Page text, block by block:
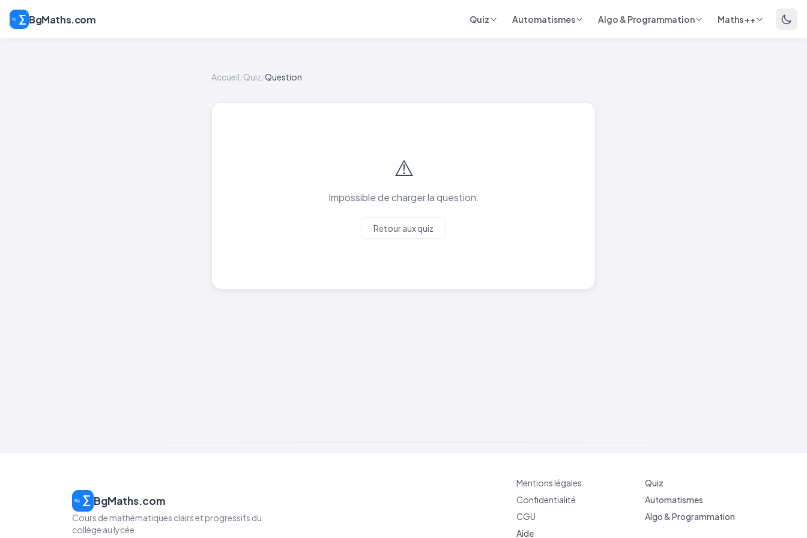
BgMaths.com Quiz Automatismes Algo & Programmation Maths ++
Accueil/Quiz/Question
⚠️
Impossible de charger la question.
Retour aux quiz
BgMaths.com
Cours de mathématiques clairs et progressifs du
collège au lycée.
Mentions légales
Quiz
Confidentialité
Automatismes
CGU
Algo & Programmation
Aide